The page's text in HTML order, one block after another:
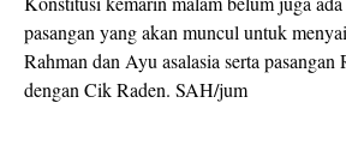
pasangan yang akan muncul untuk
Rahman dan Ayu asalasia serta pasangan
dengan Cik Raden. SAH/jum